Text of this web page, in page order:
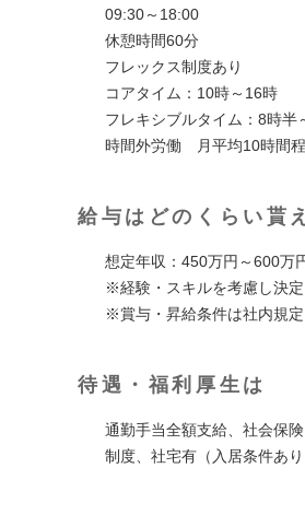
09:30～18:00
休憩時間60分
フレックス制度あり
コアタイム：10時～16時
フレキシブルタイム：8時半
時間外労働 月平均10時間
給与はどのくらい貰
想定年収：450万円～600万
※経験・スキルを考慮し決定
※賞与・昇給条件は社内規
待遇・福利厚生は
通勤手当全額支給、社会保
制度、社宅有（入居条件あり